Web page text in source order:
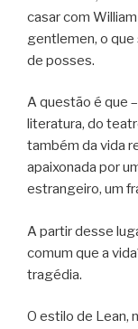
casar com
gentlemen, o que
de posses.
A questão é que
literatura, do
também da vida
apaixonada por
estrangeiro, um
A partir desse
comum que a
tragédia.
O estilo de Lean,